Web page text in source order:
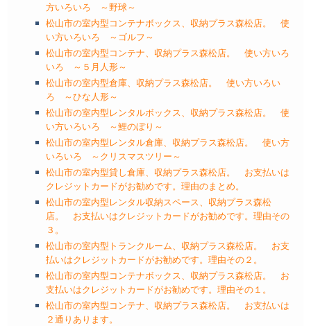
方いろいろ ～野球～
松山市の室内型コンテナボックス、収納プラス森松店。 使
い方いろいろ ～ゴルフ～
松山市の室内型コンテナ、収納プラス森松店。 使い方いろ
いろ ～５月人形～
松山市の室内型倉庫、収納プラス森松店。 使い方いろい
ろ ～ひな人形～
松山市の室内型レンタルボックス、収納プラス森松店。 使
い方いろいろ ～鯉のぼり～
松山市の室内型レンタル倉庫、収納プラス森松店。 使い方
いろいろ ～クリスマスツリー～
松山市の室内型貸し倉庫、収納プラス森松店。 お支払いは
クレジットカードがお勧めです。理由のまとめ。
松山市の室内型レンタル収納スペース、収納プラス森松
店。 お支払いはクレジットカードがお勧めです。理由その
３。
松山市の室内型トランクルーム、収納プラス森松店。 お支
払いはクレジットカードがお勧めです。理由その２。
松山市の室内型コンテナボックス、収納プラス森松店。 お
支払いはクレジットカードがお勧めです。理由その１。
松山市の室内型コンテナ、収納プラス森松店。 お支払いは
２通りあります。